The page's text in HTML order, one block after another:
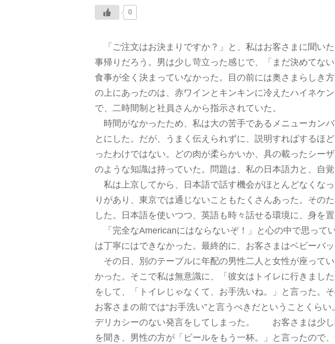
0
「ご注文はお決まりですか？」と、私はお客さまに聞い
事帰りだろう。男は少し苛立った感じで、「まだ決めてな
食事が全く決まっていなかった。目の前には奥さまらしき
の上にあったのは、赤ワインとキンキンに冷えたハイネケ
で、二時間制と社員さんから指示されていた。
時間がなかったため、私は大の苦手であるメニューカン
とにした。だが、うまく伝えられずに、説明すればするほ
ったわけではない。どの肉が柔らかいか、具の載ったシー
のような知識は持っていた。問題は、私の日本語力と、自
私は上京してから、日本語で話す機会がほとんどなくな
りがあり、東京では通じないこともたくさんあった。その
した。日本語を使いつつ、英語も時々話せる環境に、身を置
「完全なAmericanにはならないぞ！」と心の中で思って
は丁寧にはできなかった。最終的に、お客さまはベビーバ
その日、別のテーブルに年配の男性二人と女性が座って
かった。そこで私は無意識に、「彼女はトイレに行きまし
をして、「トイレじゃなくて、お手洗いね。」と言った。
お客さまの前では“お手洗い”と言うべきだということくら
デリカシーのない発言をしてしまった。 お客さまは少し
を聞き、男性の方が「ビールをもう一杯。」と言ったので